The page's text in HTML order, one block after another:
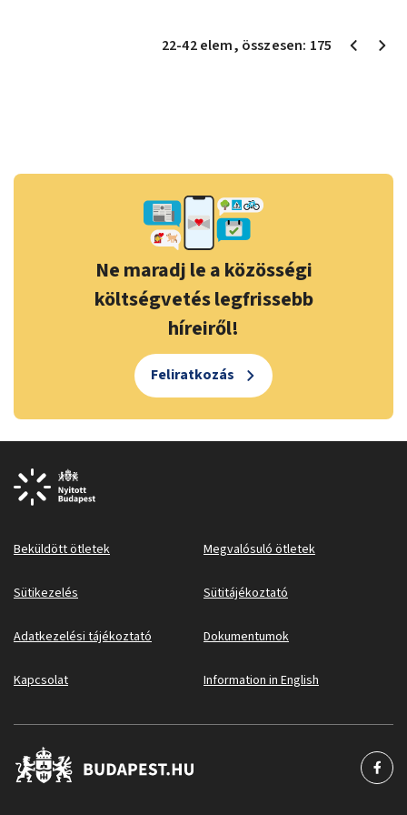
22-42elem, összesen: 175
Ne maradj le a közösségi
költségvetés legfrissebb
híreiről!
Feliratkozás
Beküldött ötletek Megvalósuló ötletek
Sütikezelés Sütitájékoztató
Adatkezelési tájékoztató Dokumentumok
Kapcsolat Information in English